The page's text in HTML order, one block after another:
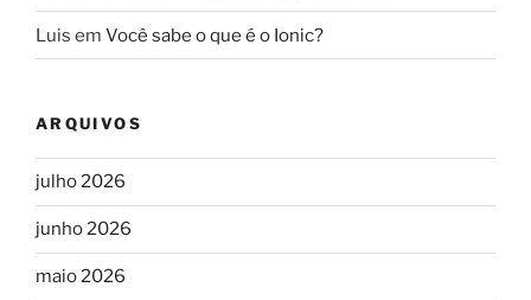
Luis em Você sabe o que é o Ionic?
ARQUIVOS
julho 2026
junho 2026
maio 2026